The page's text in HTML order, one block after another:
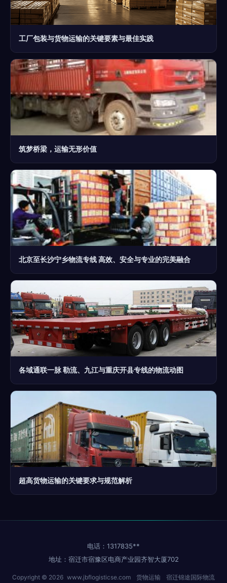
工厂包装与货物运输的关键要素与最佳实践
筑梦桥梁，运输无形价值
北京至长沙宁乡物流专线 高效、安全与专业的完美融合
各域通联一脉 勒流、九江与重庆开县专线的物流动图
超高货物运输的关键要求与规范解析
电话：1317835**
地址：宿迁市宿豫区电商产业园齐智大厦702
Copyright © 2026 www.jbflogisticse.com 货物运输
宿迁锦途国际物流